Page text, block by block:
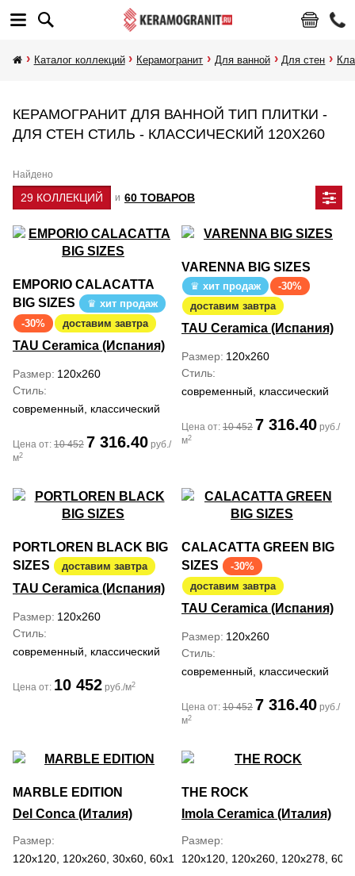
Каталог коллекций Керамогранит Для ванной Для стен
КЕРАМОГРАНИТ ДЛЯ ВАННОЙ ТИП ПЛИТКИ -
ДЛЯ СТЕН СТИЛЬ - КЛАССИЧЕСКИЙ 120Х260
Найдено
29 КОЛЛЕКЦИЙ и 60 ТОВАРОВ
EMPORIO CALACATTA
BIG SIZES
хит продаж
-30%
доставим завтра
TAU Ceramica (Испания)
Размер 120x260
Стиль
современный, классический
Цена от: 10 452 7 316.40 руб./
м2
VARENNA BIG SIZES
хит продаж
-30%
доставим завтра
TAU Ceramica (Испания)
Размер 120x260
Стиль
современный, классический
Цена от: 10 452 7 316.40 руб./
м2
PORTLOREN BLACK BIG
SIZES
доставим завтра
TAU Ceramica (Испания)
Размер 120x260
Стиль
современный, классический
Цена от: 10 452 руб./м2
CALACATTA GREEN BIG
SIZES
-30%
доставим завтра
TAU Ceramica (Испания)
Размер 120x260
Стиль
современный, классический
Цена от: 10 452 7 316.40 руб./
м2
MARBLE EDITION
Del Conca (Италия)
Размер
120x120, 120x260, 30x60, 60x120, 60x60
THE ROCK
Imola Ceramica (Италия)
Размер
120x120, 120x260, 120x278,